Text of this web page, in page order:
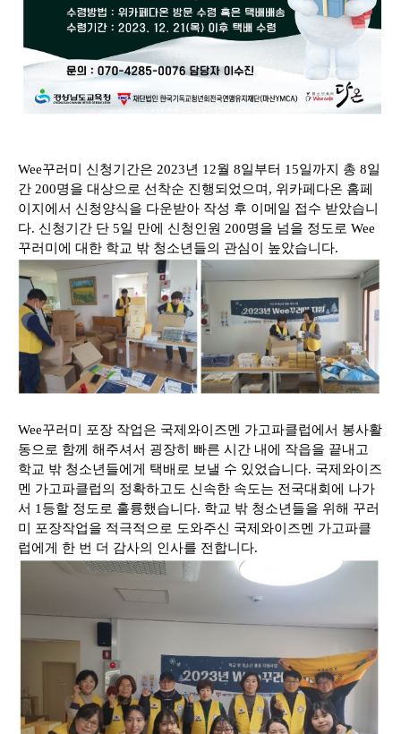
Wee꾸러미 신청기간은 2023년 12월 8일부터 15일까지 총 8일
간 200명을 대상으로 선착순 진행되었으며, 위카페다온 홈페
이지에서 신청양식을 다운받아 작성 후 이메일 접수 받았습니
다. 신청기간 단 5일 만에 신청인원 200명을 넘을 정도로 Wee
꾸러미에 대한 학교 밖 청소년들의 관심이 높았습니다.
Wee꾸러미 포장 작업은 국제와이즈멘 가고파클럽에서 봉사활
동으로 함께 해주셔서 굉장히 빠른 시간 내에 작읍을 끝내고
학교 밖 청소년들에게 택배로 보낼 수 있었습니다. 국제와이즈
멘 가고파클럽의 정확하고도 신속한 속도는 전국대회에 나가
서 1등할 정도로 훌륭했습니다. 학교 밖 청소년들을 위해 꾸러
미 포장작업을 적극적으로 도와주신 국제와이즈멘 가고파클
럽에게 한 번 더 감사의 인사를 전합니다.